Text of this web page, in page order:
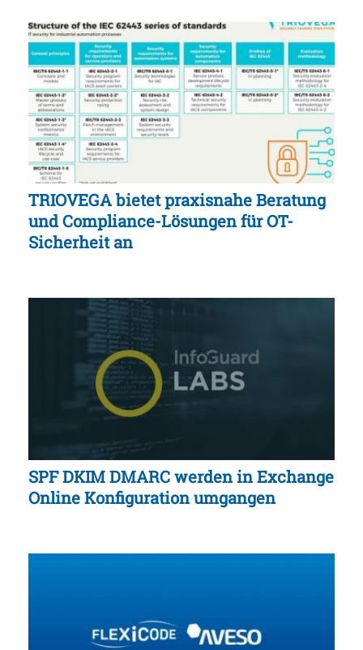
TRIOVEGA bietet praxisnahe Beratung
und Compliance-Lösungen für OT-
Sicherheit an
SPF DKIM DMARC werden in Exchange
Online Konfiguration umgangen